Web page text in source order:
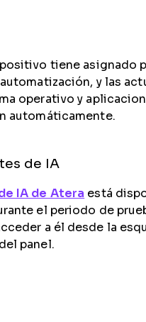
tiene asignado
y las
operativo y
automáticamente.
de IA
IA de Atera está
el periodo de
a él desde la
panel.